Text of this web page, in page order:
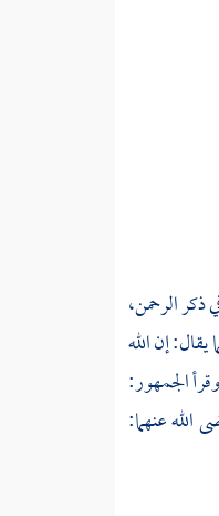
الرحمن،
إن الله
الجمهور:
الله عنهما: